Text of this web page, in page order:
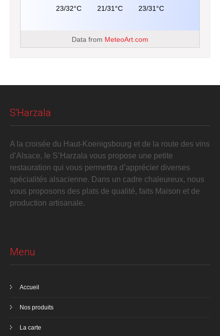
23/32°C 21/31°C 23/31°C
Data from MeteoArt.com
S'Harzala
A la croisée du Haut-Koenigsbourg et de la route des vins
d’Alsace, le S’Harzala vous propose une petite
restauration qui vous permettra d’apprécier diverses
spécialités alsacienne. Dans un cadre chaleureux, nous
vous proposons des plats de qualité, faits Maison et de
production artisanale.
Menu
Accueil
Nos produits
La carte